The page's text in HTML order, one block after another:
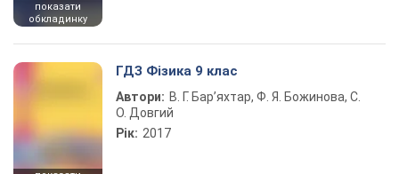
показати
обкладинку
ГДЗ Фізика 9 клас
Автори: В. Г. Бар’яхтар, Ф. Я. Божинова, С.
О. Довгий
Рік: 2017